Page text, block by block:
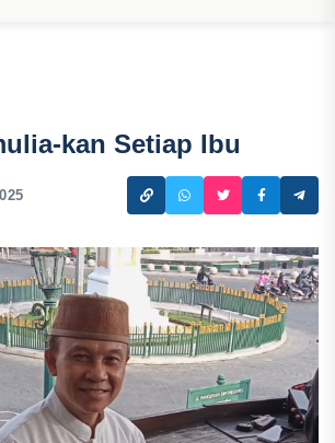
kan Setiap Ibu